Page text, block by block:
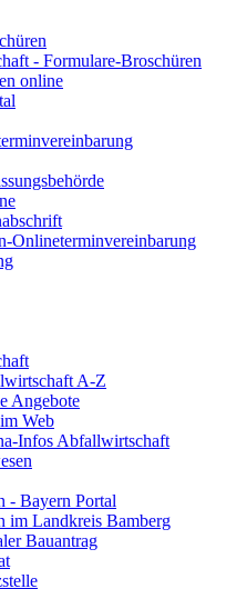
- Formulare-Broschüren
online
Onlineterminvereinbarung
A-Z
Angebote
Web
Infos Abfallwirtschaft
- Bayern Portal
im Landkreis Bamberg
Bauantrag